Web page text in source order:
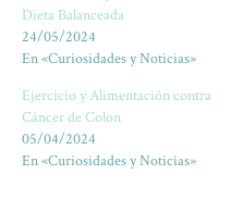
Dieta Balanceada
24/05/2024
En «Curiosidades y Noticias»
Ejercicio y Alimentación contra
Cáncer de Colon
05/04/2024
En «Curiosidades y Noticias»